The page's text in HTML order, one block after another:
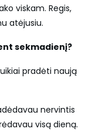
viskam. Regis,
atėjusiu.
sekmadienį?
pradėti naują
nervintis
visą dieną.